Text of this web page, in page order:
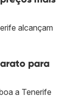
alcançam
para
a Tenerife